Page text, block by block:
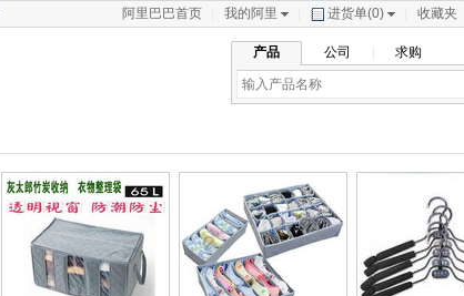
阿里巴巴首页 我的阿里 进货单(0) 收藏夹
产品 公司 求购